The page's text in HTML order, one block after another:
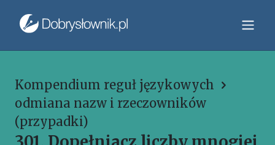
Kompendium reguł językowych
odmiana nazw i rzeczowników
(przypadki)